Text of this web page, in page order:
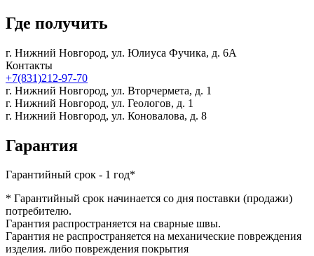
Где получить
г. Нижний Новгород, ул. Юлиуса Фучика, д. 6А
Контакты
+7(831)212-97-70
г. Нижний Новгород, ул. Вторчермета, д. 1
г. Нижний Новгород, ул. Геологов, д. 1
г. Нижний Новгород, ул. Коновалова, д. 8
Гарантия
Гарантийный срок - 1 год*
* Гарантийный срок начинается со дня поставки (продажи)
потребителю.
Гарантия распространяется на сварные швы.
Гарантия не распространяется на механические повреждения
изделия. либо повреждения покрытия